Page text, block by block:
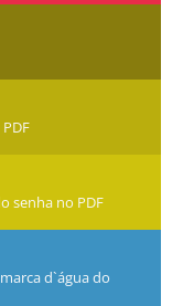
senha no PDF
d`água do